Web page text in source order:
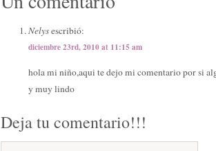
Nelysescribió:
diciembre 23rd, 2010 at 11:15 am
hola mi niño,aqui te dejo mi comentario por si
y muy lindo
Deja tu comentario!!!